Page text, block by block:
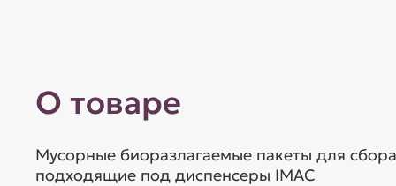
О товаре
Мусорные биоразлагаемые пакеты для
подходящие под диспенсеры IMAC